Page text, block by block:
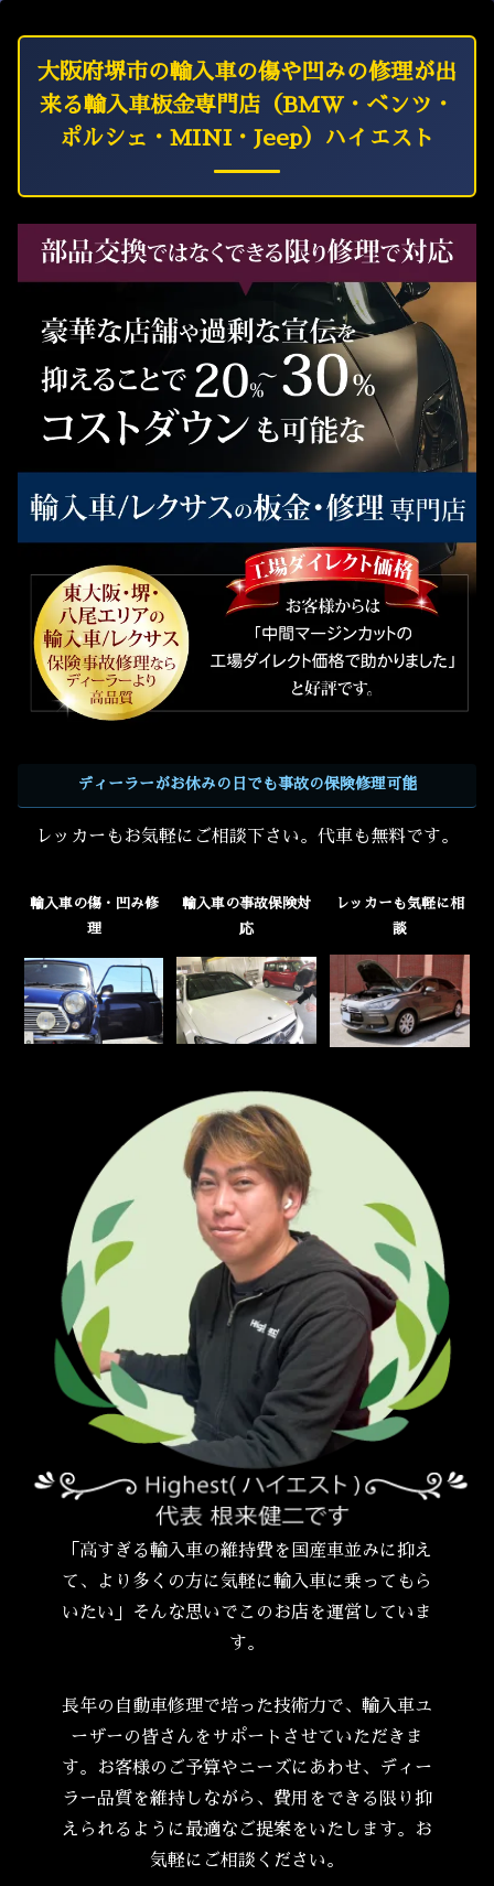
大阪府堺市の輸入車の傷や凹みの修理が出
来る輸入車板金専門店（BMW・ベンツ・
ポルシェ・MINI・Jeep）ハイエスト
ディーラーがお休みの日でも事故の保険修理可能
レッカーもお気軽にご相談下さい。代車も無料です。
輸入車の傷・凹み修
理
輸入車の事故保険対
応
レッカーも気軽に相
談
「高すぎる輸入車の維持費を国産車並みに抑え
て、より多くの方に気軽に輸入車に乗ってもら
いたい」そんな思いでこのお店を運営していま
す。
長年の自動車修理で培った技術力で、輸入車ユ
ーザーの皆さんをサポートさせていただきま
す。お客様のご予算やニーズにあわせ、ディー
ラー品質を維持しながら、費用をできる限り抑
えられるように最適なご提案をいたします。お
気軽にご相談ください。